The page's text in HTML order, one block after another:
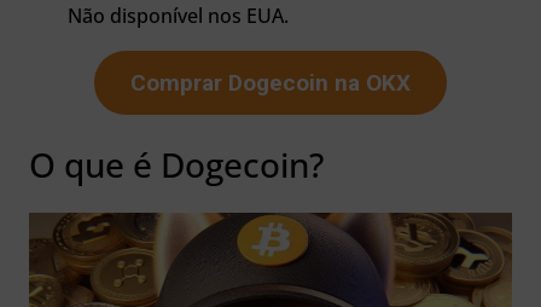
Não disponível nos EUA.
Comprar Dogecoin na OKX
O que é Dogecoin?